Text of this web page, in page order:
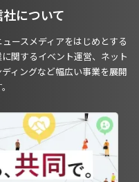
について
ースメディアをはじめとする
関するイベント運営、ネット
ィングなど幅広い事業を展開